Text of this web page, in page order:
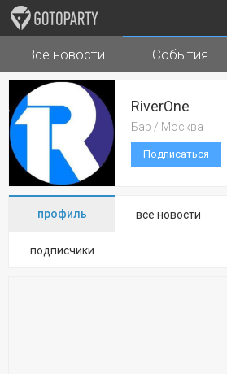
Города Музыка
Все новости События
RiverOne
Бар / Москва
Подписаться
профиль все новости
подписчики